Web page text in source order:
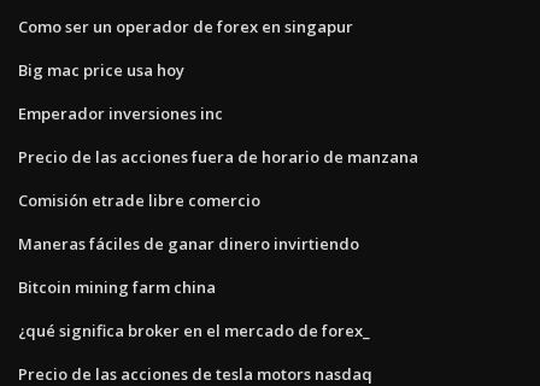
Como ser un operador de forex en singapur
Big mac price usa hoy
Emperador inversiones inc
Precio de las acciones fuera de horario de manzana
Comisión etrade libre comercio
Maneras fáciles de ganar dinero invirtiendo
Bitcoin mining farm china
¿qué significa broker en el mercado de forex_
Precio de las acciones de tesla motors nasdaq